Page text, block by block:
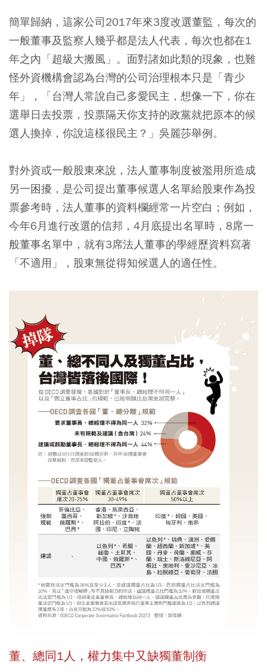
簡單歸納，這家公司2017年來3度改選董監，每次的
一般董事及監察人幾乎都是法人代表，每次也都在1
年之內「超級大搬風」。面對諸如此類的現象，也難
怪外資機構會認為台灣的公司治理根本只是「青少
年」，「台灣人常說自己多愛民主，想像一下，你在
選舉日去投票，投票隔天你支持的政黨就把原本的候
選人換掉，你說這樣很民主？」吳麗莎舉例。
對外資或一般股東來說，法人董事制度被濫用所造成
另一困擾，是公司提出董事候選人名單給股東作為投
票參考時，法人董事的資料欄經常一片空白；例如，
今年6月進行改選的信邦，4月底提出名單時，8席一
般董事名單中，就有3席法人董事的學經歷資料寫著
「不適用」，股東無從得知候選人的適任性。
董、總同1人，權力集中又缺獨董制衡